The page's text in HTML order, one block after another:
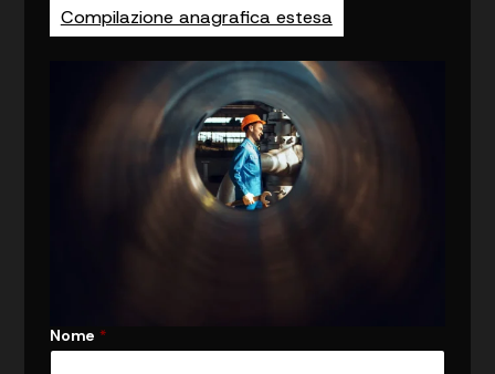
Compilazione anagrafica estesa
Nome *
A
z